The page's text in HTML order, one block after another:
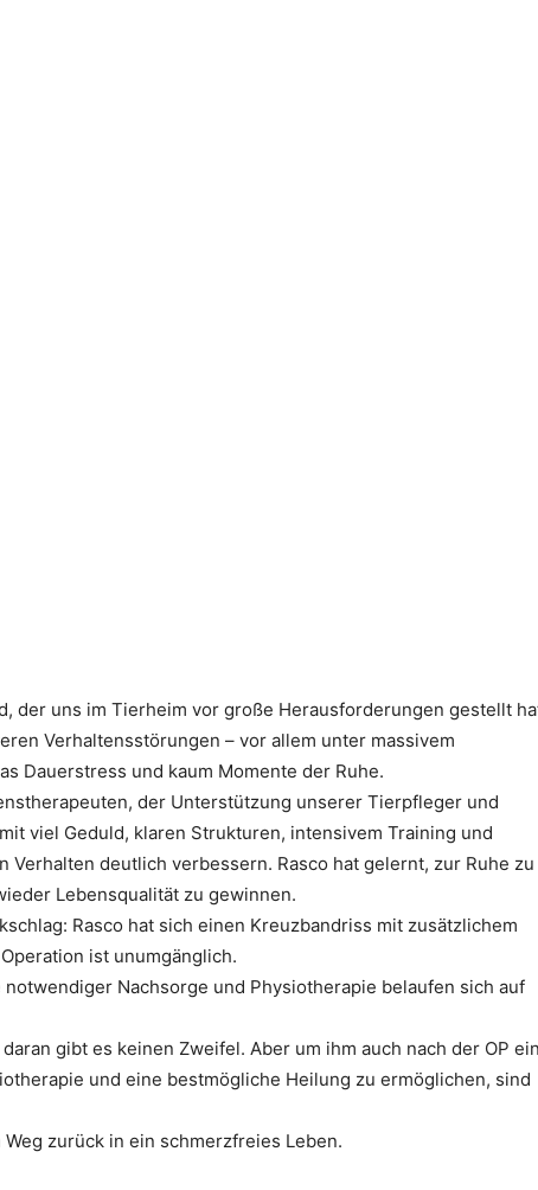
der uns im Tierheim vor große Herausforderungen gestellt
Verhaltensstörungen – vor allem unter massivem
Dauerstress und kaum Momente der Ruhe.
der Unterstützung unserer Tierpfleger und
viel Geduld, klaren Strukturen, intensivem Training und
Verhalten deutlich verbessern. Rasco hat gelernt, zur Ruhe zu
Lebensqualität zu gewinnen.
Rasco hat sich einen Kreuzbandriss mit zusätzlichem
ist unumgänglich.
Nachsorge und Physiotherapie belaufen sich auf
gibt es keinen Zweifel. Aber um ihm auch nach der OP
und eine bestmögliche Heilung zu ermöglichen, sind
zurück in ein schmerzfreies Leben.